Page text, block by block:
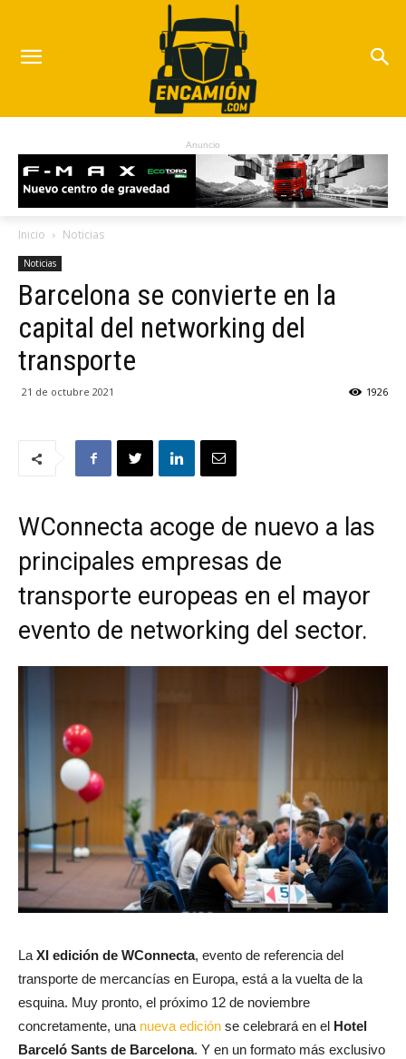
Anuncio
Inicio Noticias
Noticias
Barcelona se convierte en la
capital del networking del
transporte
21 de octubre 2021 1926
WConnecta acoge de nuevo a las
principales empresas de
transporte europeas en el mayor
evento de networking del sector.
La XI edición de WConnecta, evento de referencia del
transporte de mercancías en Europa, está a la vuelta de la
esquina. Muy pronto, el próximo 12 de noviembre
concretamente, una nueva edición se celebrará en el Hotel
Barceló Sants de Barcelona. Y en un formato más exclusivo